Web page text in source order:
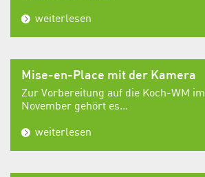
weiterlesen
Mise-en-Place mit der Kamera
Zur Vorbereitung auf die Koch-WM im
November gehört es...
weiterlesen